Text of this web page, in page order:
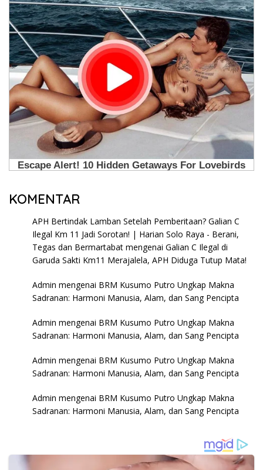
KOMENTAR
APH Bertindak Lamban Setelah Pemberitaan? Galian C
Ilegal Km 11 Jadi Sorotan! | Harian Solo Raya - Berani,
Tegas dan Bermartabat mengenai Galian C Ilegal di
Garuda Sakti Km11 Merajalela, APH Diduga Tutup Mata!
Admin mengenai BRM Kusumo Putro Ungkap Makna
Sadranan: Harmoni Manusia, Alam, dan Sang Pencipta
Admin mengenai BRM Kusumo Putro Ungkap Makna
Sadranan: Harmoni Manusia, Alam, dan Sang Pencipta
Admin mengenai BRM Kusumo Putro Ungkap Makna
Sadranan: Harmoni Manusia, Alam, dan Sang Pencipta
Admin mengenai BRM Kusumo Putro Ungkap Makna
Sadranan: Harmoni Manusia, Alam, dan Sang Pencipta